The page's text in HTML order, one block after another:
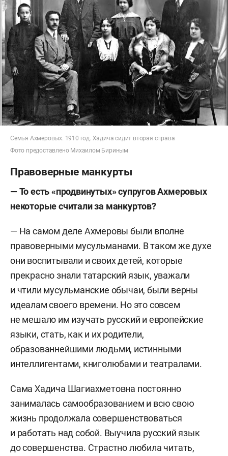
Семья Ахмеровых. 1910 год. Хадича сидит вторая справа
Фото предоставлено Михаилом Бириным
Правоверные манкурты
— То есть «продвинутых» супругов Ахмеровых
некоторые считали за манкуртов?
— На самом деле Ахмеровы были вполне
правоверными мусульманами. В таком же духе
они воспитывали и своих детей, которые
прекрасно знали татарский язык, уважали
и чтили мусульманские обычаи, были верны
идеалам своего времени. Но это совсем
не мешало им изучать русский и европейские
языки, стать, как и их родители,
образованнейшими людьми, истинными
интеллигентами, книголюбами и театралами.
Сама Хадича Шагиахметовна постоянно
занималась самообразованием и всю свою
жизнь продолжала совершенствоваться
и работать над собой. Выучила русский язык
до совершенства. Страстно любила читать,